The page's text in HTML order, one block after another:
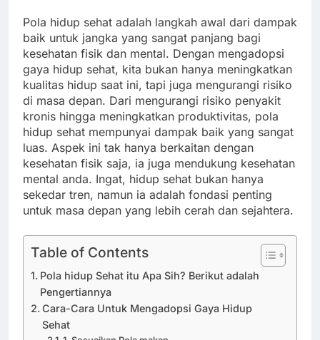
Pola hidup sehat adalah langkah awal dari dampak
baik untuk jangka yang sangat panjang bagi
kesehatan fisik dan mental. Dengan mengadopsi
gaya hidup sehat, kita bukan hanya meningkatkan
kualitas hidup saat ini, tapi juga mengurangi risiko
di masa depan. Dari mengurangi risiko penyakit
kronis hingga meningkatkan produktivitas, pola
hidup sehat mempunyai dampak baik yang sangat
luas. Aspek ini tak hanya berkaitan dengan
kesehatan fisik saja, ia juga mendukung kesehatan
mental anda. Ingat, hidup sehat bukan hanya
sekedar tren, namun ia adalah fondasi penting
untuk masa depan yang lebih cerah dan sejahtera.
Table of Contents
Pola hidup Sehat itu Apa Sih? Berikut adalah
Pengertiannya
Cara-Cara Untuk Mengadopsi Gaya Hidup
Sehat